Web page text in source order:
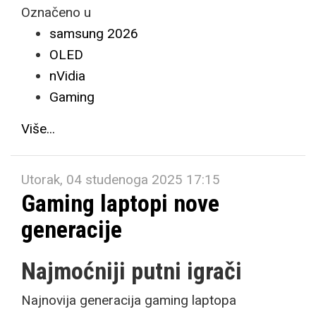
Označeno u
samsung 2026
OLED
nVidia
Gaming
Više...
Utorak, 04 studenoga 2025 17:15
Gaming laptopi nove
generacije
Najmoćniji putni igrači
Najnovija generacija gaming laptopa